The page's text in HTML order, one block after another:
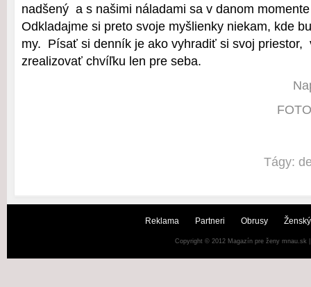
nadšený a s našimi náladami sa v danom
Odkladajme si preto svoje myšlienky niekam, kde
my. Písať si denník je ako vyhradiť si svoj priestor,
zrealizovať chvíľku len pre seba.
Tágy:
Reklama Partneri Obrusy
Copyright © 2012 Magazín pre ženy mnau.sk